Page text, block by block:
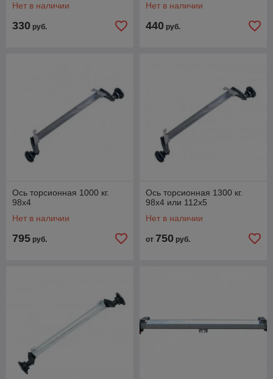
Нет в наличии
330 руб.
Нет в наличии
440 руб.
Ось торсионная 1000 кг.
98x4
Нет в наличии
795 руб.
Ось торсионная 1300 кг.
98x4 или 112х5
Нет в наличии
от 750 руб.